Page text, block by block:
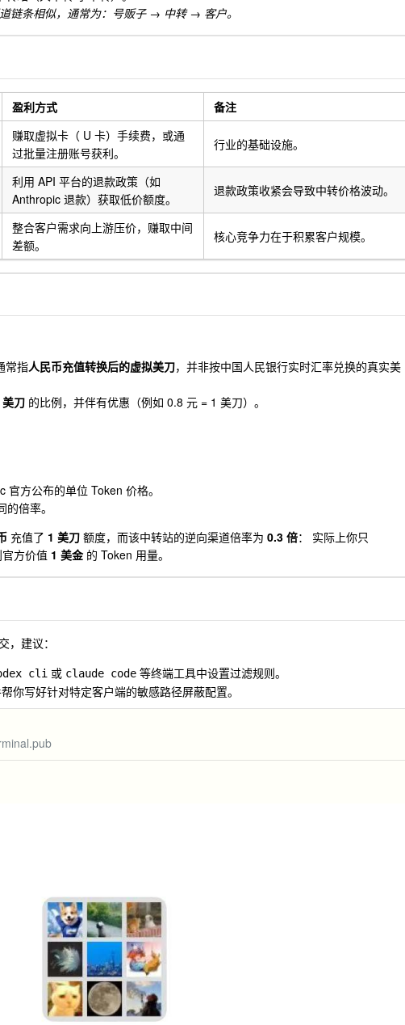
链条相似，通常为：号贩子 → 中转 → 客户。
盈利方式 备注
赚取虚拟卡（ U 卡）手续费，或通
过批量注册账号获利。
行业的基础设施。
利用 API 平台的退款政策（如
Anthropic 退款）获取低价额度。
退款政策收紧会导致中转价格波动。
整合客户需求向上游压价，赚取中间
差额。
核心竞争力在于积累客户规模。
常指人民币充值转换后的虚拟美刀，并非按中国人民银行实时汇率兑换的真实美
刀 的比例，并伴有优惠（例如 0.8 元 = 1 美刀）。
方公布的单位 Token 价格。
倍率。
充值了 1 美刀 额度，而该中转站的逆向渠道倍率为 0.3 倍： 实际上你只
方价值 1 美金的 Token 用量。
，建议：
cli 或 claude code 等终端工具中设置过滤规则。
你写好针对特定客户端的敏感路径屏蔽配置。